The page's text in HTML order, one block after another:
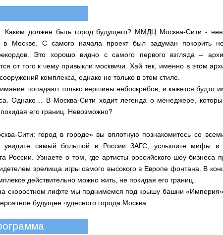
Каким должен быть город будущего? ММДЦ Москва-Сити -
в Москве. С самого начала проект был задуман покорить
Это хорошо видно с самого первого взгляда –
от того к чему привыкли москвичи. Хай тек, именно в этом
комплекса, однако не только в этом стиле.
попадают только вершины небоскребов, и кажется будто
Однако… В Москва-Сити ходит легенда о менеджере,
его границ. Невозможно?
Сити: город в городе» вы вплотную познакомитесь со
увидите самый большой в России ЗАГС, услышите мифы и
России. Узнаете о том, где артисты российского шоу-бизнеса
зрелища игры самого высокого в Европе фонтана. В
действительно можно жить, не покидая его границ.
на скоростном лифте мы поднимемся под крышу башни
будущее чудесного города Москва.